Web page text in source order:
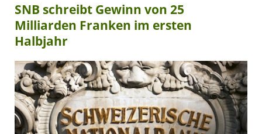
SNB schreibt Gewinn von 25
Milliarden Franken im ersten
Halbjahr